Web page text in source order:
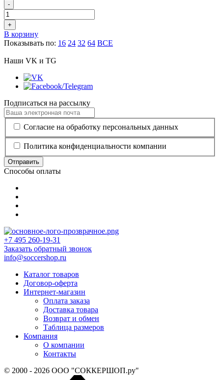
-
+
В корзину
Показывать по: 16 24 32 64 ВСЕ
Наши VK и TG
Подписаться на рассылку
Согласие на обработку персональных данных
Политика конфиденциальности компании
Отправить
Способы оплаты
+7 495 260-19-31
Заказать обратный звонок
info@soccershop.ru
Каталог товаров
Договор-оферта
Интернет-магазин
Оплата заказа
Доставка товара
Возврат и обмен
Таблица размеров
Компания
О компании
Контакты
© 2000 - 2026 ООО "СОККЕРШОП.ру"